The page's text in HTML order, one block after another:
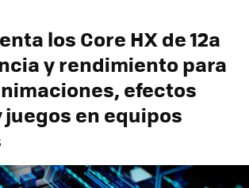
los Core HX de 12a
y rendimiento para
efectos
en equipos